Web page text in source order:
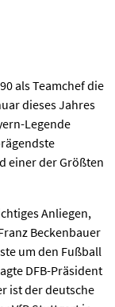
als Teamchef die
dieses Jahres
Legende
einer der Größten
Anliegen,
Beckenbauer
um den Fußball
DFB-Präsident
ist der deutsche